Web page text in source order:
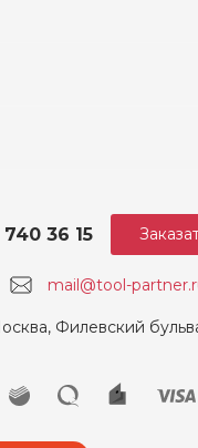
mail@tool-
36 15
Филевский